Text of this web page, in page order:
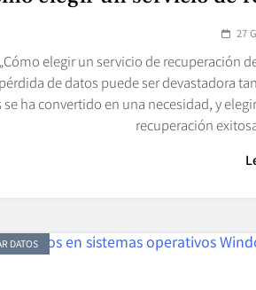
27
elegir un servicio de recuperación
de datos puede ser devastadora
se ha convertido en una necesidad, y
recuperación
DATOS